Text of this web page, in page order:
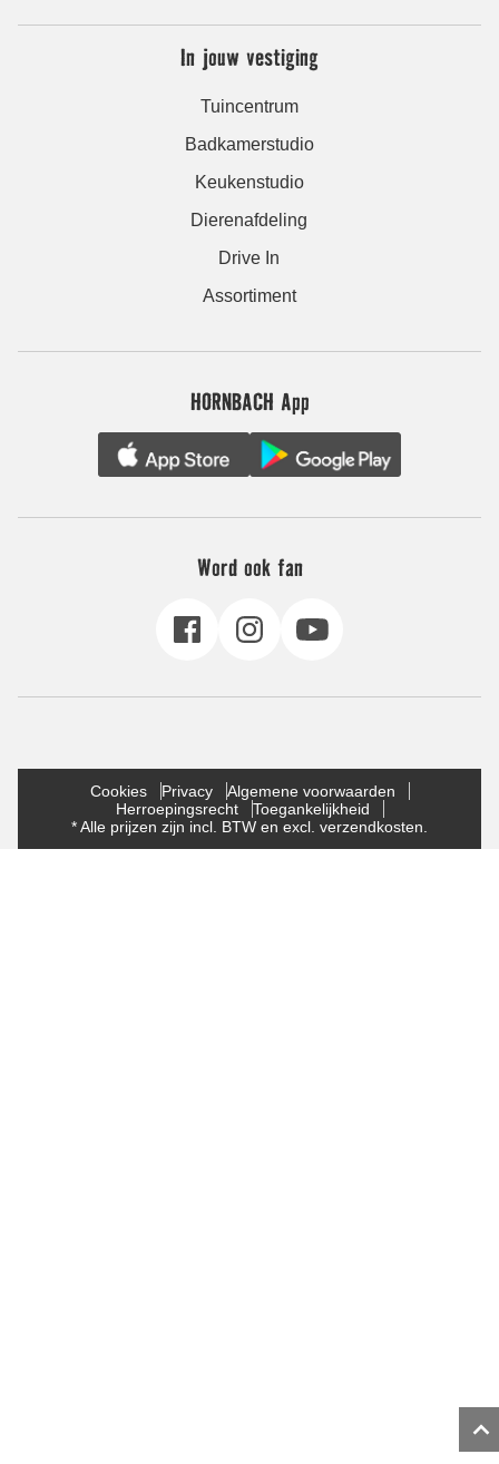
In jouw vestiging
Tuincentrum
Badkamerstudio
Keukenstudio
Dierenafdeling
Drive In
Assortiment
HORNBACH App
Word ook fan
Cookies Privacy
Algemene voorwaarden
Herroepingsrecht
Toegankelijkheid
* Alle prijzen zijn incl. BTW en excl. verzendkosten.